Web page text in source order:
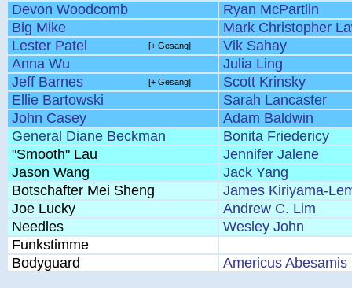
Devon Woodcomb
Ryan McPartlin
Big Mike
Mark Christopher
Lester Patel
[+ Gesang]
Vik Sahay
Anna Wu
Julia Ling
Jeff Barnes
[+ Gesang]
Scott Krinsky
Ellie Bartowski
Sarah Lancaster
John Casey
Adam Baldwin
General Diane Beckman
Bonita Friedericy
"Smooth" Lau
Jennifer Jalene
Jason Wang
Jack Yang
Botschafter Mei Sheng
James Kiriyama-
Joe Lucky
Andrew C. Lim
Needles
Wesley John
Funkstimme
Bodyguard
Americus Abesamis